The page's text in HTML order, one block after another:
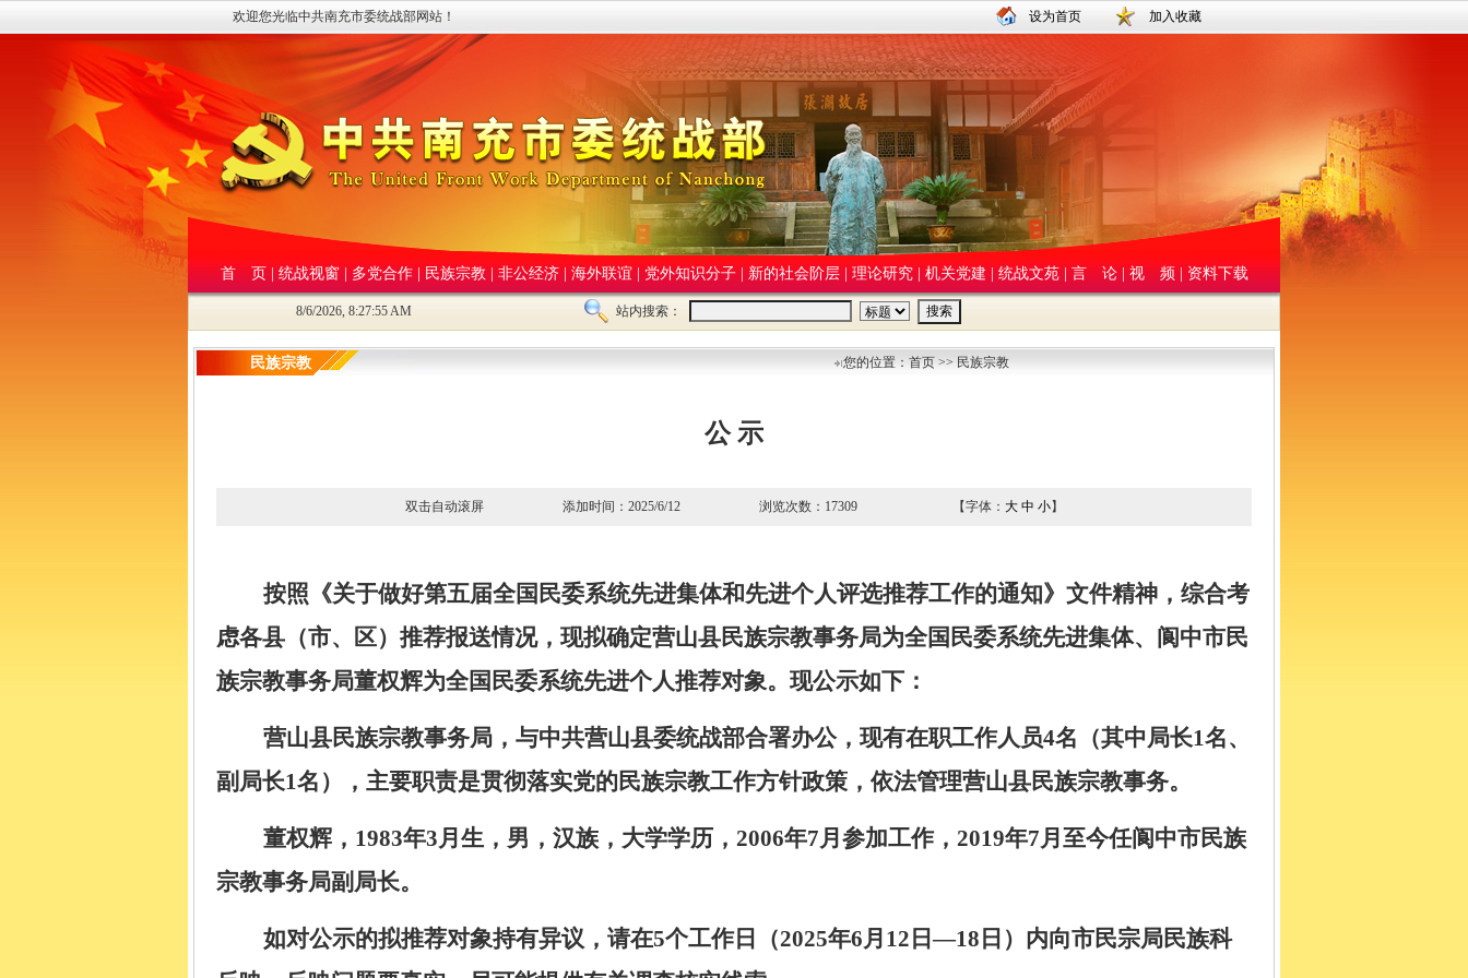
欢迎您光临中共南充市委统战部网站！ 设为首页 加入收藏
首 页 统战视窗| 多党合作| 民族宗教 非公经济| 海外联谊| 党外知识分子| 新的社会阶层| 理论研究| 机关党建 统战文苑| 言 论| 视 频 资料下载
8/6/2026, 8:27:55 AM 站内搜索：
民族宗教 您的位置：首页 >> 民族宗教
公 示
双击自动滚屏 添加时间：2025/6/12 浏览次数：17309 【字体： 大 中 小】
按照 《关于做好第五届全国民委系统先进集体和先进个人评选推荐工作的通知》文件精神，综合考
虑各县（市、区）推荐报送情况，现拟确定营山县民族宗教事务局为全国民委系统先进集体、阆中市民
族宗教事务局董权辉为全国民委系统先进个人推荐对象。现公示如下：
营山县民族宗教事务局，与中共营山县委统战部合署办公，现有在职工作人员4名（其中局长1名、
副局长1名），主要职责是贯彻落实党的民族宗教工作方针政策，依法管理营山县民族宗教事务。
董权辉， 1983年3月生，男，汉族，大学学历， 2006年7月参加工作， 2019年7月至今任阆中市民族
宗教事务局副局长。
如对公示的拟推荐对象持有异议，请在5个工作日（2025年6月 12 日—18 日）内向市民宗局民族科